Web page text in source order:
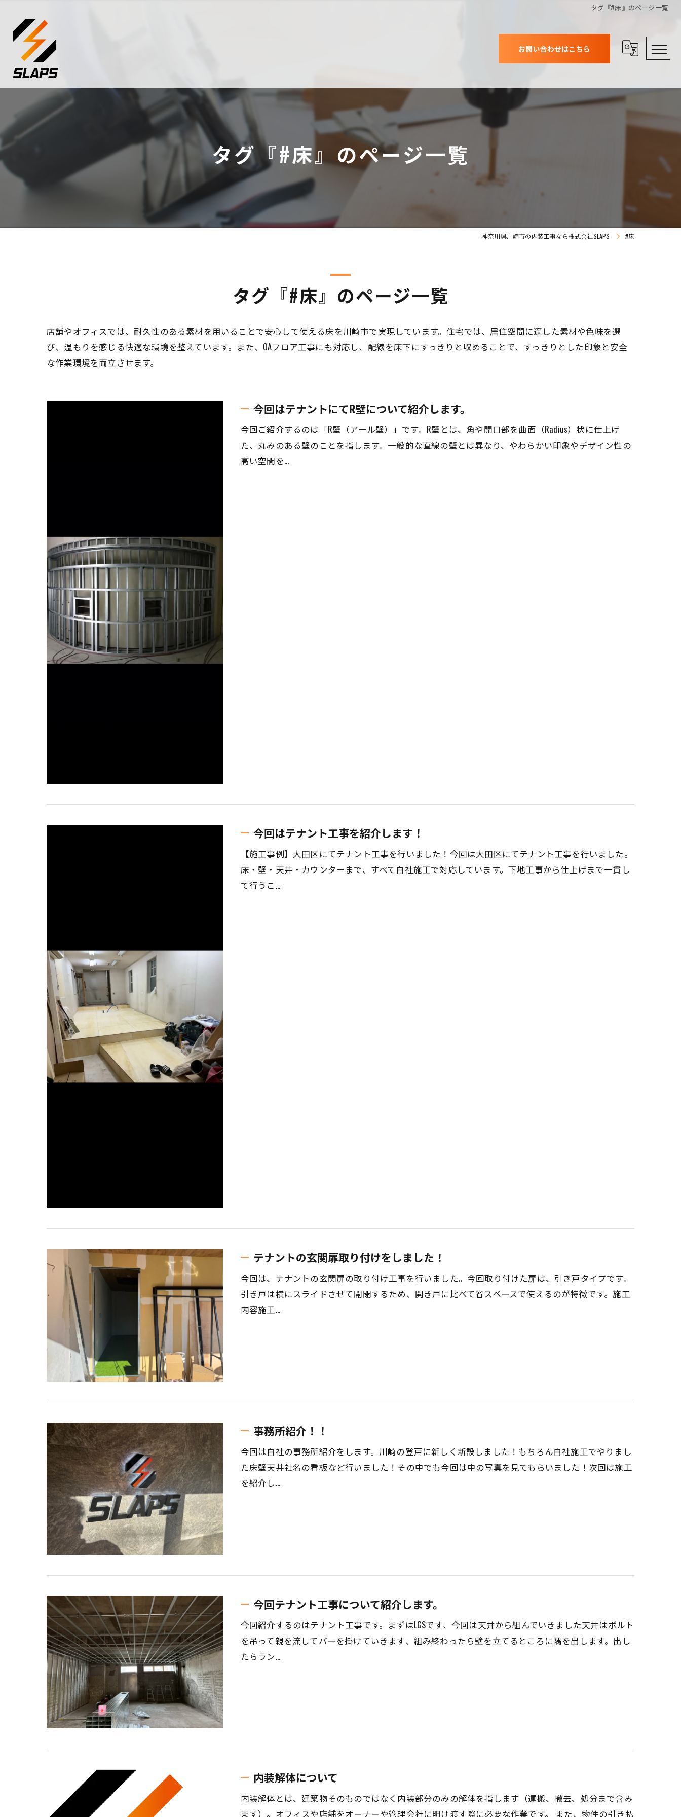
タグ『#床』のページ一覧
お問い合わせはこちら
タグ『#床』のページ一覧
神奈川県川崎市の内装工事なら株式会社SLAPS #床
タグ『#床』のページ一覧
店舗やオフィスでは、耐久性のある素材を用いることで安心して使える床を川崎市で実現しています。住宅では、居住空間に適した素材や色味を選
び、温もりを感じる快適な環境を整えています。また、OAフロア工事にも対応し、配線を床下にすっきりと収めることで、すっきりとした印象と安全
な作業環境を両立させます。
今回はテナントにてR壁について紹介します。
今回ご紹介するのは「R壁（アール壁）」です。R壁とは、角や開口部を曲面（Radius）状に仕上げ
た、丸みのある壁のことを指します。一般的な直線の壁とは異なり、やわらかい印象やデザイン性の
高い空間を…
今回はテナント工事を紹介します！
【施工事例】大田区にてテナント工事を行いました！今回は大田区にてテナント工事を行いました。
床・壁・天井・カウンターまで、すべて自社施工で対応しています。下地工事から仕上げまで一貫し
て行うこ…
テナントの玄関扉取り付けをしました！
今回は、テナントの玄関扉の取り付け工事を行いました。今回取り付けた扉は、引き戸タイプです。
引き戸は横にスライドさせて開閉するため、開き戸に比べて省スペースで使えるのが特徴です。施工
内容施工…
事務所紹介！！
今回は自社の事務所紹介をします。川崎の登戸に新しく新設しました！もちろん自社施工でやりまし
た床壁天井社名の看板など行いました！その中でも今回は中の写真を見てもらいました！次回は施工
を紹介し…
今回テナント工事について紹介します。
今回紹介するのはテナント工事です。まずはLGSです、今回は天井から組んでいきました天井はボルト
を吊って親を流してバーを掛けていきます、組み終わったら壁を立てるところに隅を出します。出し
たらラン…
内装解体について
内装解体とは、建築物そのものではなく内装部分のみの解体を指します（運搬、撤去、処分まで含み
ます）。オフィスや店舗をオーナーや管理会社に明け渡す際に必要な作業です。 また、物件の引き払